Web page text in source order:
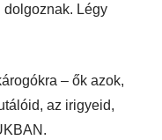
dolgoznak. Légy
– ők azok,
az irigyeid,